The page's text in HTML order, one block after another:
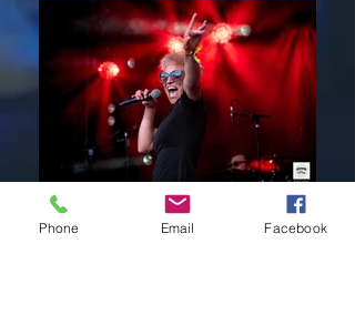
Phone Email Facebook